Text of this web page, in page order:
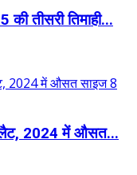
की तीसरी तिमाही...
2024 में औसत...